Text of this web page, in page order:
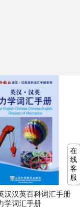
汉汉英百科词汇手册
学词汇手册
在
线
客
服